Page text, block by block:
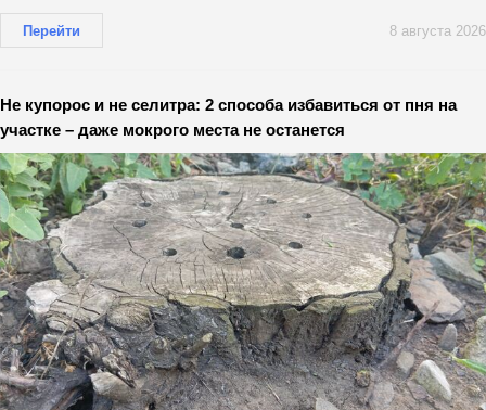
Перейти 8 августа 2026
Не купорос и не селитра: 2 способа избавиться от пня на
участке – даже мокрого места не останется